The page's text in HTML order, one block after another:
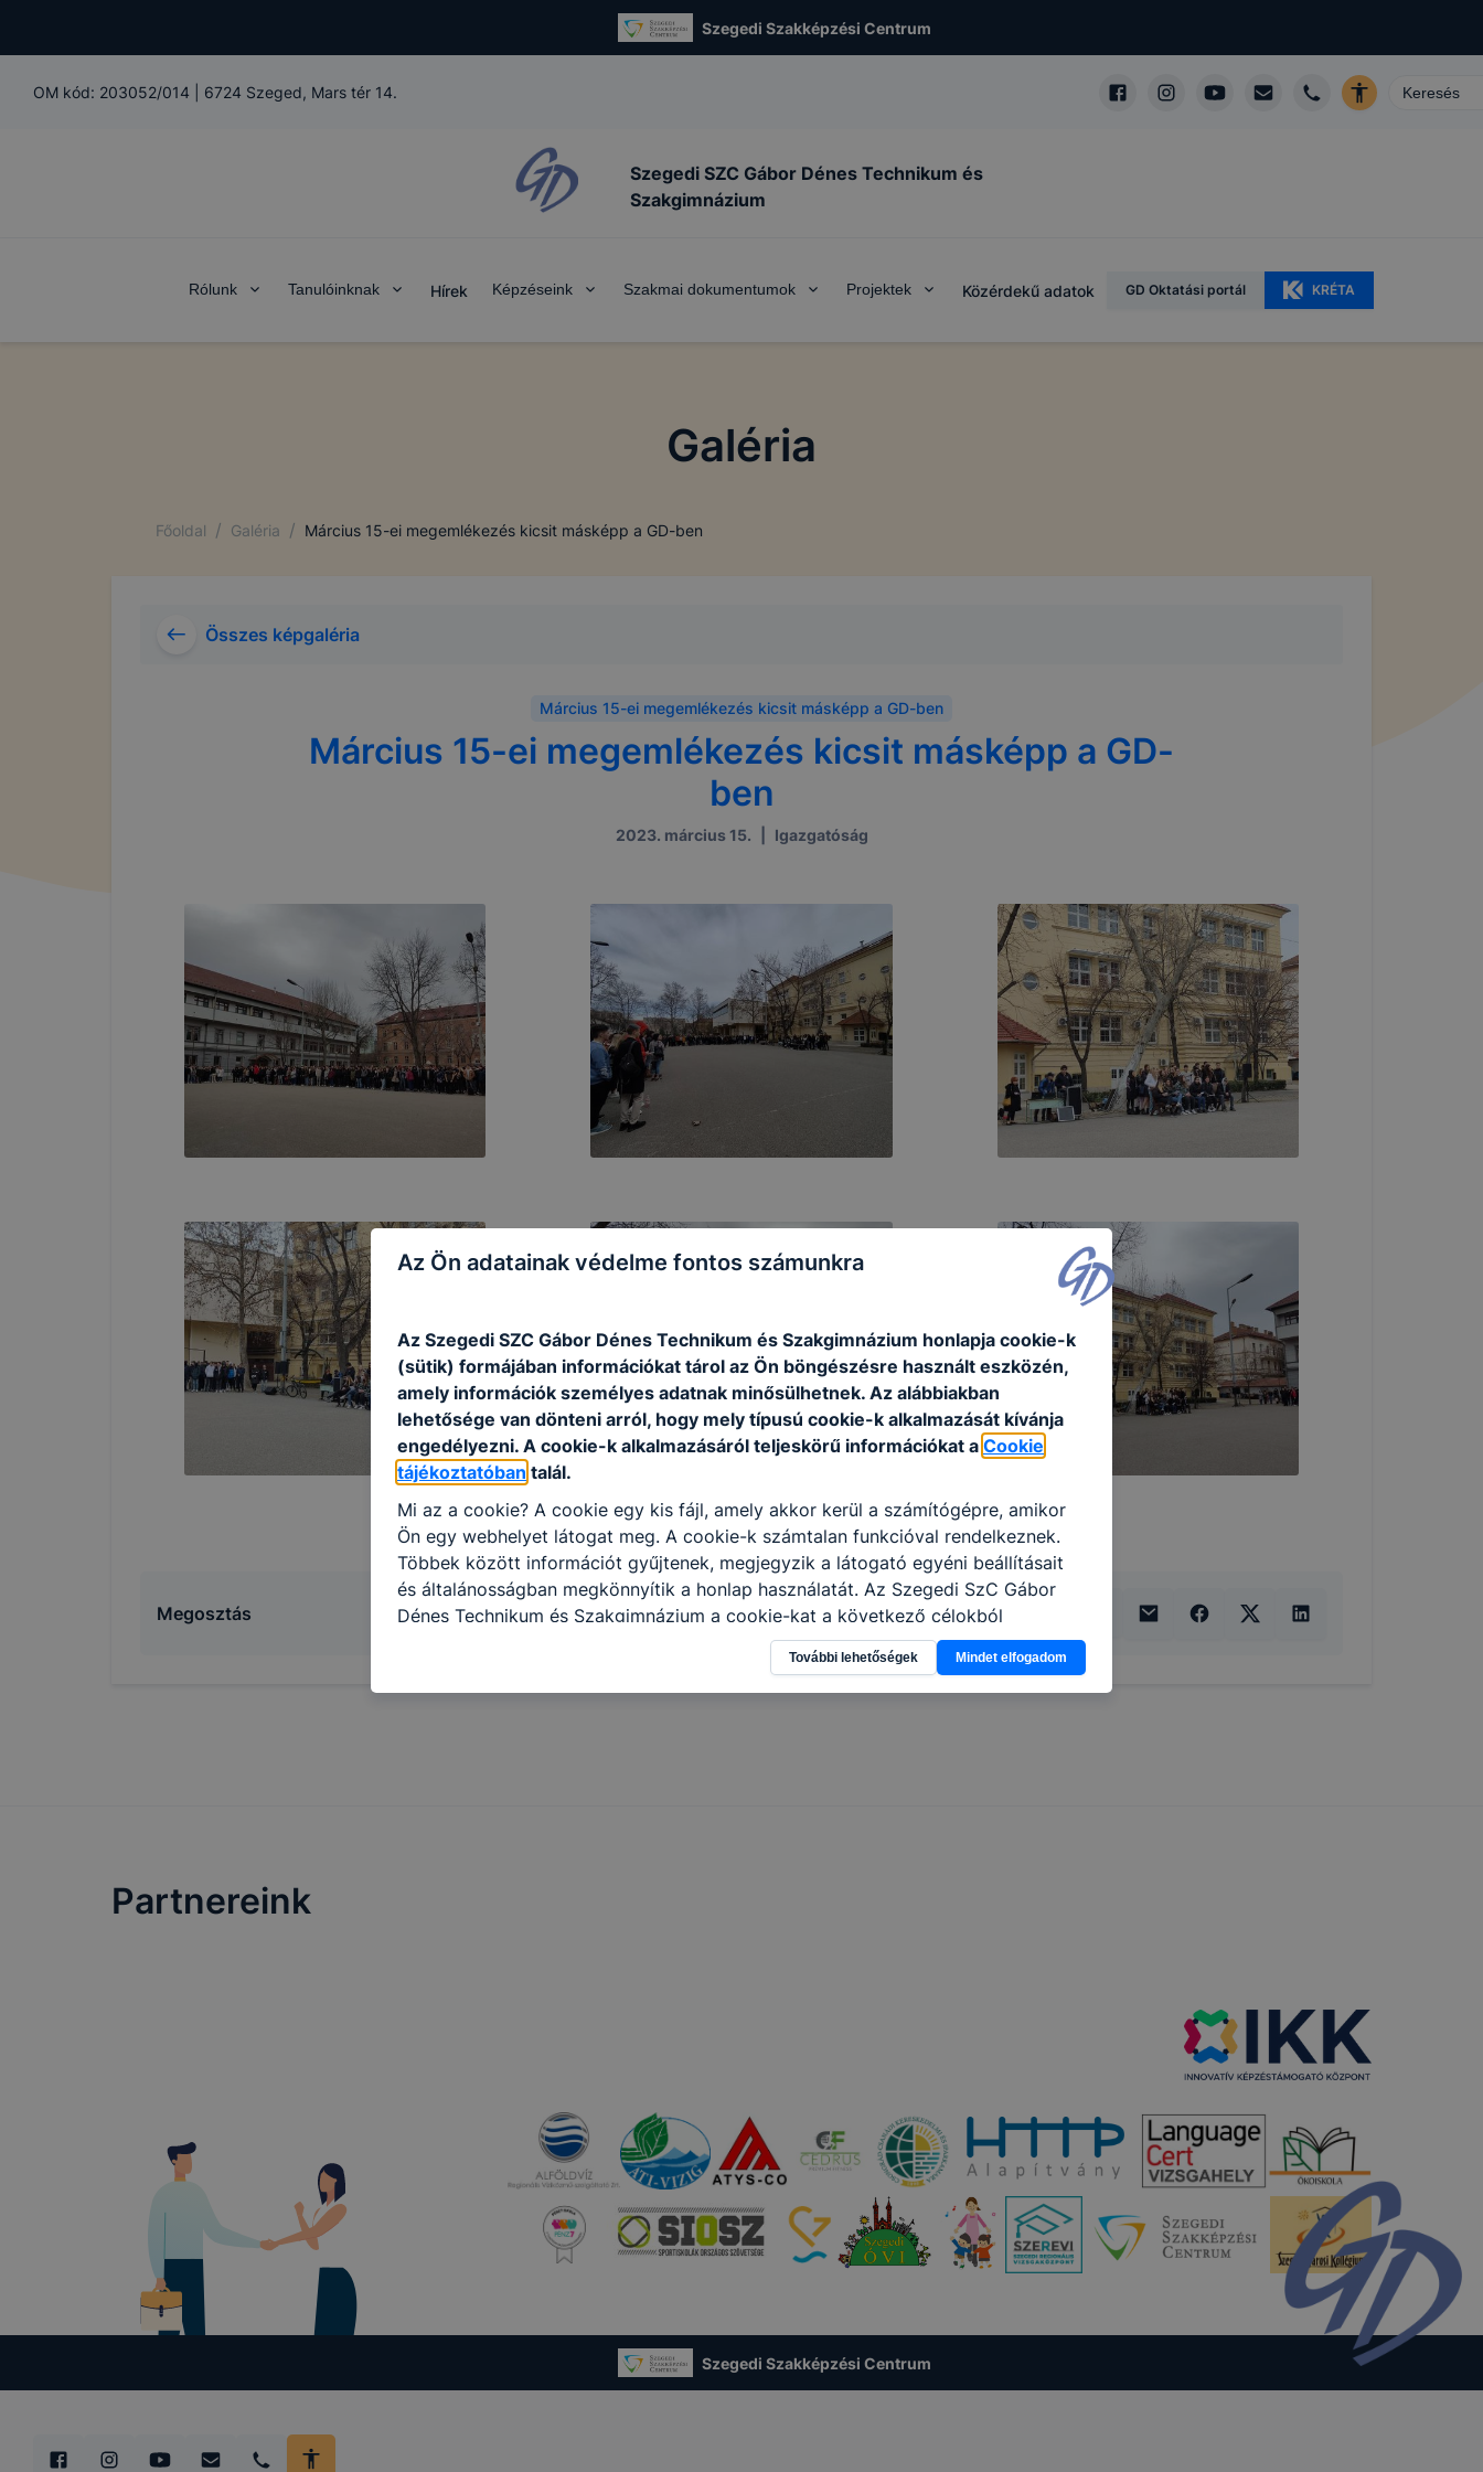
Szegedi Szakképzési Centrum
OM kód: 203052/014 6724 Szeged, Mars tér 14.
Szegedi SZC Gábor Dénes Technikum és
Szakgimnázium
Rólunk Tanulóinknak Hírek Képzéseink Szakmai dokumentumok Projektek Közérdekű adatok GD Oktatási portál KRÉTA
Galéria
Főoldal / Galéria / Március 15-ei megemlékezés kicsit másképp a GD-ben
Összes képgaléria
Március 15-ei megemlékezés kicsit másképp a GD-ben
Március 15-ei megemlékezés kicsit másképp a GD-
ben
2023. március 15. Igazgatóság
Megosztás
Partnereink
Szegedi Szakképzési Centrum
Az Ön adatainak védelme fontos számunkra
Az Szegedi SZC Gábor Dénes Technikum és Szakgimnázium honlapja cookie-k
(sütik) formájában információkat tárol az Ön böngészésre használt eszközén,
amely információk személyes adatnak minősülhetnek. Az alábbiakban
lehetősége van dönteni arról, hogy mely típusú cookie-k alkalmazását kívánja
engedélyezni. A cookie-k alkalmazásáról teljeskörű információkat a Cookie
tájékoztatóban talál.
Mi az a cookie? A cookie egy kis fájl, amely akkor kerül a számítógépre, amikor
Ön egy webhelyet látogat meg. A cookie-k számtalan funkcióval rendelkeznek.
Többek között információt gyűjtenek, megjegyzik a látogató egyéni beállításait
és általánosságban megkönnyítik a honlap használatát. Az Szegedi SzC Gábor
Dénes Technikum és Szakgimnázium a cookie-kat a következő célokból
használja: információ gyűjtése azzal kapcsolatban, hogyan használja Ön a
honlapot -annak felmérésével, hogy a honlap melyik részeit látogatja, vagy
használja leginkább, így megtudhatjuk, hogyan biztosítsunk Önnek még jobb
További lehetőségek Mindet elfogadom